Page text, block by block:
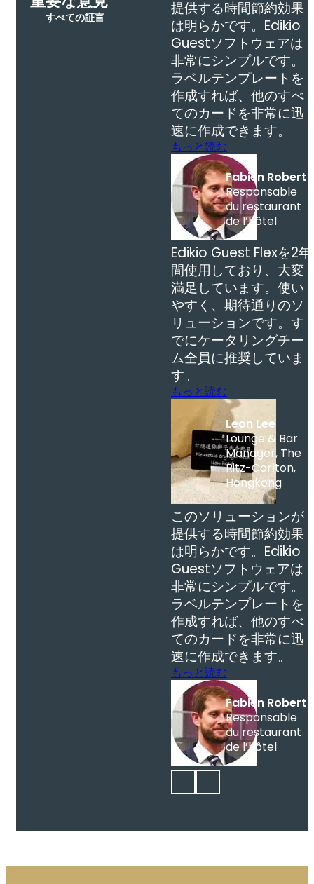
すべての証言
提供する時間節約効果
は明らかです。Edikio
Guestソフトウェアは
非常にシンプルです。
ラベルテンプレートを
作成すれば、他のすべ
てのカードを非常に迅
速に作成できます。
もっと読む
Fabien Robert
Responsable
du restaurant
de l’hôtel
Edikio Guest Flexを2年
間使用しており、大変
満足しています。使い
やすく、期待通りのソ
リューションです。す
でにケータリングチー
ム全員に推奨していま
す。
もっと読む
Leon Lee
Lounge & Bar
Manager, The
Ritz-Carlton,
Hongkong
このソリューションが
提供する時間節約効果
は明らかです。Edikio
Guestソフトウェアは
非常にシンプルです。
ラベルテンプレートを
作成すれば、他のすべ
てのカードを非常に迅
速に作成できます。
もっと読む
Fabien Robert
Responsable
du restaurant
de l’hôtel